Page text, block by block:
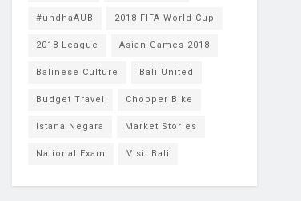
#undhaAUB 2018 FIFA World Cup
2018 League Asian Games 2018
Balinese Culture Bali United
Budget Travel Chopper Bike
Istana Negara Market Stories
National Exam Visit Bali